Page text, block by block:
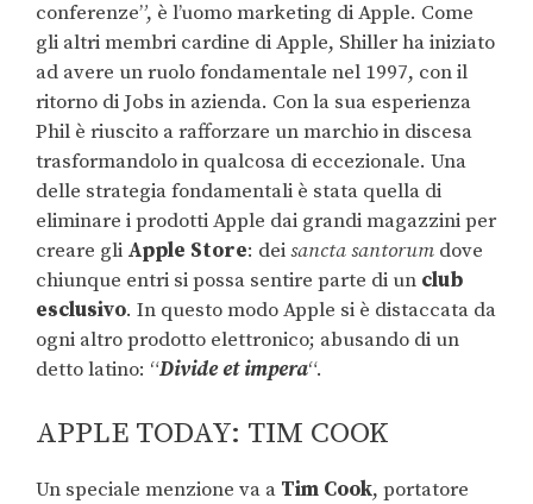
conferenze”, è l’uomo marketing di Apple. Come
gli altri membri cardine di Apple, Shiller ha iniziato
ad avere un ruolo fondamentale nel 1997, con il
ritorno di Jobs in azienda. Con la sua esperienza
Phil è riuscito a rafforzare un marchio in discesa
trasformandolo in qualcosa di eccezionale. Una
delle strategia fondamentali è stata quella di
eliminare i prodotti Apple dai grandi magazzini per
creare gli Apple Store: deisancta santorum dove
chiunque entri si possa sentire parte di un club
esclusivo. In questo modo Apple si è distaccata da
ogni altro prodotto elettronico; abusando di un
detto latino: “Divide et impera“.
APPLE TODAY: TIM COOK
Un speciale menzione va a Tim Cook, portatore